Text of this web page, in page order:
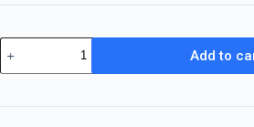
Plakat
Akrilik
Ucapan
Kasih
Add to